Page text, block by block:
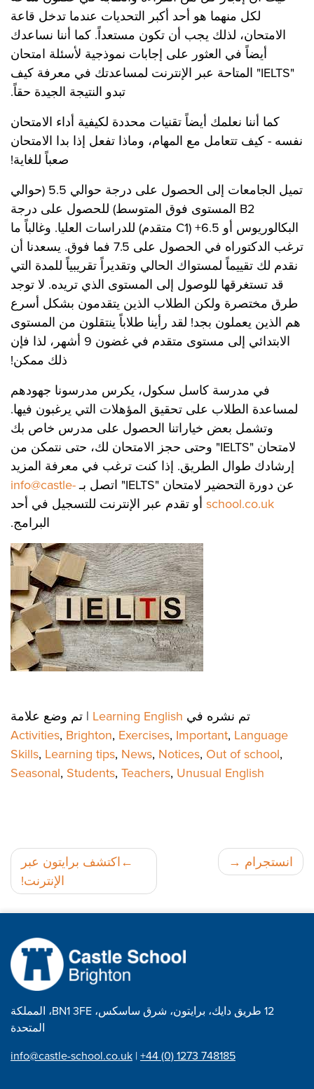
لكل منهما هو أحد أكبر التحديات عندما تدخل قاعة
الامتحان، لذلك يجب أن تكون مستعداً. كما أننا نساعدك
أيضاً في العثور على إجابات نموذجية لأسئلة امتحان
"IELTS" المتاحة عبر الإنترنت لمساعدتك في معرفة كيف
تبدو النتيجة الجيدة حقاً.
كما أننا نعلمك أيضاً تقنيات محددة لكيفية أداء الامتحان
نفسه - كيف تتعامل مع المهام، وماذا تفعل إذا بدا الامتحان
صعباً للغاية!
تميل الجامعات إلى الحصول على درجة حوالي 5.5 (حوالي
B2 المستوى فوق المتوسط) للحصول على درجة
البكالوريوس أو 6.5+ (C1 متقدم) للدراسات العليا. وغالباً ما
ترغب الدكتوراه في الحصول على 7.5 فما فوق. يسعدنا أن
نقدم لك تقييماً لمستواك الحالي وتقديراً تقريبياً للمدة التي
قد تستغرقها للوصول إلى المستوى الذي تريده. لا توجد
طرق مختصرة ولكن الطلاب الذين يتقدمون بشكل أسرع
هم الذين يعملون بجد! لقد رأينا طلاباً ينتقلون من المستوى
الابتدائي إلى مستوى متقدم في غضون 9 أشهر، لذا فإن
ذلك ممكن!
في مدرسة كاسل سكول، يكرس مدرسونا جهودهم
لمساعدة الطلاب على تحقيق المؤهلات التي يرغبون فيها.
وتشمل بعض خياراتنا الحصول على مدرس خاص بك
لامتحان "IELTS" وحتى حجز الامتحان لك، حتى نتمكن من
إرشادك طوال الطريق. إذا كنت ترغب في معرفة المزيد
عن دورة التحضير لامتحان "IELTS" اتصل بـ
info@castle-
school.co.uk أو تقدم عبر الإنترنت للتسجيل في أحد
البرامج.
الصور:
تم نشره في Learning English
| تم وضع علامة
Activities, Brighton, Exercises, Important, Language
Skills, Learning tips, News, Notices, Out of school,
Seasonal, Students, Teachers, Unusual English
تصفّح
اكتشف برايتون عبر
الإنترنت!
انستجرام
12 طريق دايك، برايتون، شرق ساسكس، BN1 3FE، المملكة
المتحدة
info@castle-school.co.uk |+44 (0) 1273 748185